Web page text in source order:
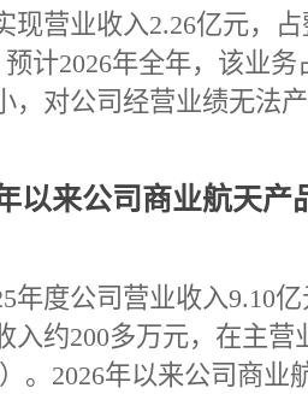
现营业收入2.26亿元，
计2026年全年，该业务
，对公司经营业绩无法
以来公司商业航天产
年度公司营业收入9.10
入约200多万元，在主营
。2026年以来公司商业